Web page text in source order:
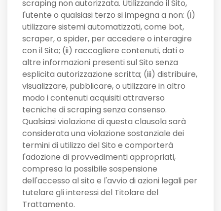
scraping non autorizzata. Utilizzando il Sito,
l'utente o qualsiasi terzo si impegna a non: (i)
utilizzare sistemi automatizzati, come bot,
scraper, o spider, per accedere o interagire
con il Sito; (ii) raccogliere contenuti, dati o
altre informazioni presenti sul Sito senza
esplicita autorizzazione scritta; (iii) distribuire,
visualizzare, pubblicare, o utilizzare in altro
modo i contenuti acquisiti attraverso
tecniche di scraping senza consenso.
Qualsiasi violazione di questa clausola sarà
considerata una violazione sostanziale dei
termini di utilizzo del Sito e comporterà
l'adozione di provvedimenti appropriati,
compresa la possibile sospensione
dell'accesso al sito e l'avvio di azioni legali per
tutelare gli interessi del Titolare del
Trattamento.